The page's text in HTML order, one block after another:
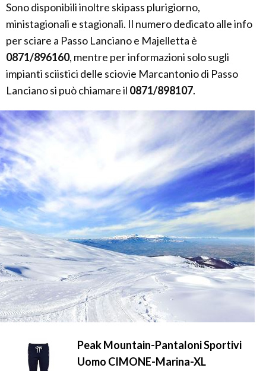
Sono disponibili inoltre skipass plurigiorno,
ministagionali e stagionali. Il numero dedicato alle info
per sciare a Passo Lanciano e Majelletta è
0871/896160, mentre per informazioni solo sugli
impianti sciistici delle sciovie Marcantonio di Passo
Lanciano si può chiamare il 0871/898107.
Peak Mountain-Pantaloni Sportivi
Uomo CIMONE-Marina-XL